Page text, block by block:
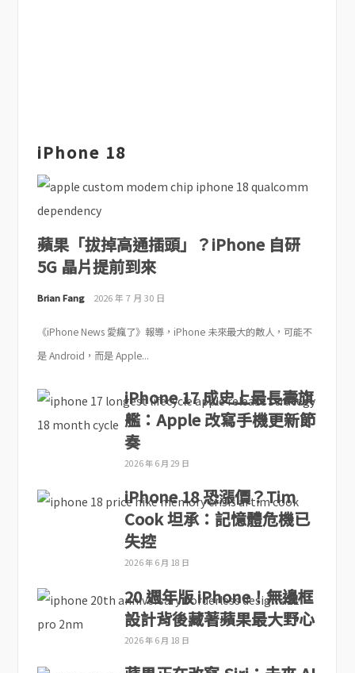
iPhone 18
蘋果「拔掉高通插頭」？iPhone 自研
5G 晶片提前到來
Brian Fang 2026 年 7 月 30 日
《iPhone News 愛瘋了》報導，iPhone 未來最大的敵人，可能不
是 Android，而是 Apple...
iPhone 17 成史上最長壽旗
艦：Apple 改寫手機更新節
奏
2026 年 6 月 29 日
iPhone 18 恐漲價？Tim
Cook 坦承：記憶體危機已
失控
2026 年 6 月 18 日
20 週年版 iPhone！無邊框
設計背後藏著蘋果最大野心
2026 年 6 月 18 日